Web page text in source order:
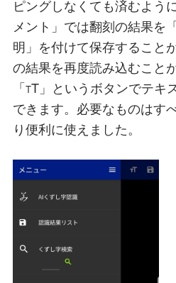
ピングしなくても済むよう
メント」では翻刻の結果を
明」を付けて保存すること
の結果を再度読み込むこと
「TT」というボタンでテキ
できます。必要なものはす
り便利に使えました。